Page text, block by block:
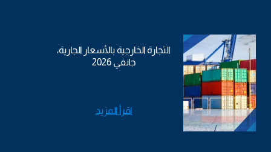
التجارة الخارجية بالأسعار الجارية،
جانفي 2026
اقرأ المزيد